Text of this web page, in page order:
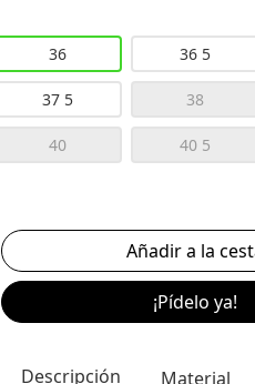
36 36 5
37 5 38
40 40 5
¡Pídelo ya!
Descripción Material